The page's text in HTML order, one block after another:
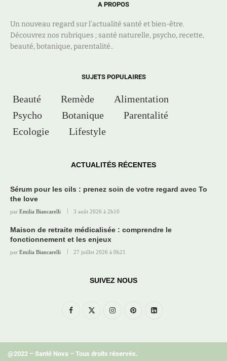
A PROPOS
Un nouveau regard sur l’actualité santé et bien-être.
Découvrez nos rubriques ; santé naturelle, psycho, recette,
beauté, botanique, parentalité..
SUJETS POPULAIRES
Beauté Remède
Alimentation
Psycho
Botanique
Parentalité
Ecologie
Lifestyle
ACTUALITÉS RÉCENTES
Sérum pour les cils : prenez soin de votre regard avec To
the love
par Emilia Biancarelli 3 août 2026 à 2h10
Maison de retraite médicalisée : comprendre le
fonctionnement et les enjeux
par Emilia Biancarelli 27 juillet 2026 à 0h21
SUIVEZ NOUS
@2022 – Santé Nova – Tous droits réservés.